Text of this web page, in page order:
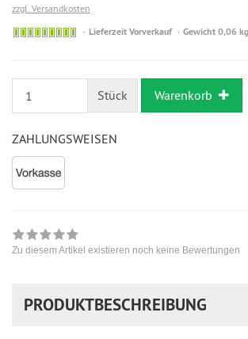
zzgl. Versandkosten
Bestellung
Lieferzeit Vorverkauf Gewicht 0,06 kg
Stück Warenkorb
ZAHLUNGSWEISEN
Zu diesem Artikel existieren noch keine Bewertungen
PRODUKTBESCHREIBUNG